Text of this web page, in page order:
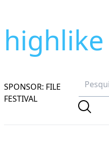
highlike
SPONSOR: FILE
FESTIVAL